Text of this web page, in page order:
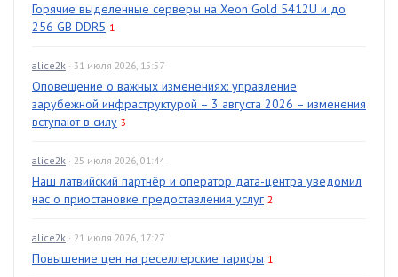
Горячие выделенные серверы на Xeon Gold 5412U и до
256 GB DDR5 1
alice2k · 31 июля 2026, 15:57
Оповещение о важных изменениях: управление
зарубежной инфраструктурой – 3 августа 2026 – изменения
вступают в силу 3
alice2k · 25 июля 2026, 01:44
Наш латвийский партнёр и оператор дата-центра уведомил
нас о приостановке предоставления услуг 2
alice2k · 21 июля 2026, 17:27
Повышение цен на реселлерские тарифы 1